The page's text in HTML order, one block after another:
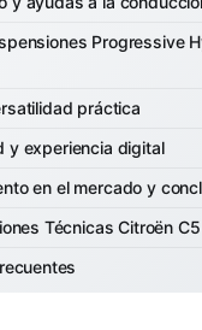
Progressive
práctica
y experiencia digital
en el mercado y
Técnicas Citroën